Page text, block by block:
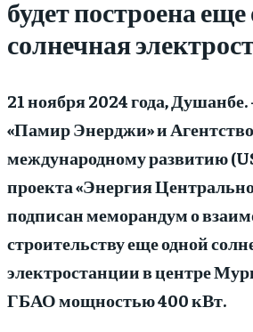
будет построена еще
солнечная
21 ноября 2024 года,
«Памир Энерджи» и
международному развитию
проекта «Энергия
подписан меморандум о
строительству еще одной
электростанции в центре
ГБАО мощностью 400 кВт.